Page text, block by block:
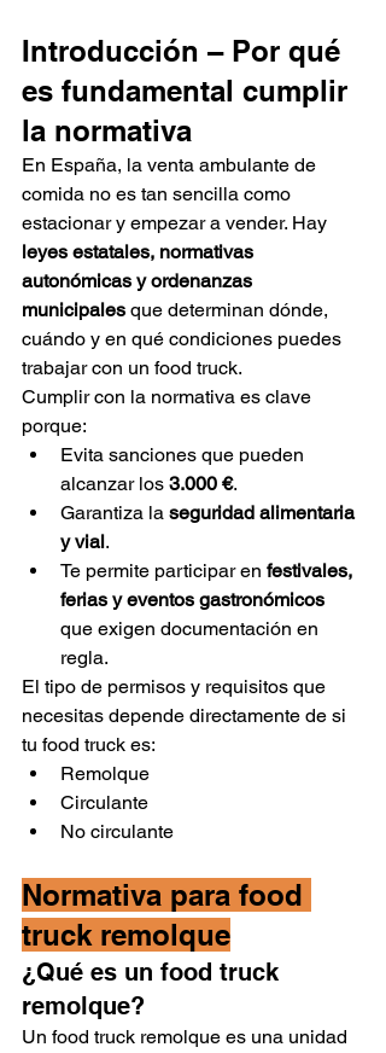
Introducción – Por qué
es fundamental cumplir
la normativa
En España, la venta ambulante de
comida no es tan sencilla como
estacionar y empezar a vender. Hay
leyes estatales, normativas
autonómicas y ordenanzas
municipales que determinan dónde,
cuándo y en qué condiciones puedes
trabajar con un food truck.
Cumplir con la normativa es clave
porque:
Evita sanciones que pueden
alcanzar los 3.000 €.
Garantiza la seguridad alimentaria
y vial.
Te permite participar en festivales,
ferias y eventos gastronómicos
que exigen documentación en
regla.
El tipo de permisos y requisitos que
necesitas depende directamente de si
tu food truck es:
Remolque
Circulante
No circulante
Normativa para food
truck remolque
¿Qué es un food truck
remolque?
Un food truck remolque es una unidad